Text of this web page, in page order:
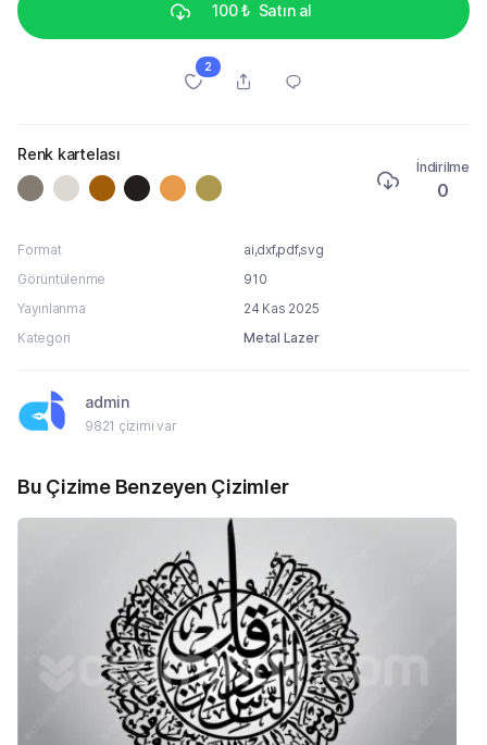
100 ₺ Satın al
2
Renk kartelası
İndirilme
0
Format
ai,dxf,pdf,svg
Görüntülenme
910
Yayınlanma
24 Kas 2025
Kategori
Metal Lazer
admin
9821 çizimi var
Bu Çizime Benzeyen Çizimler